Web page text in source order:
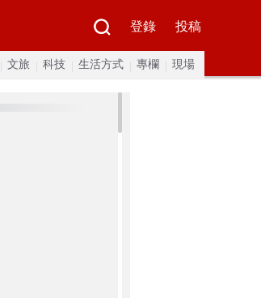
登錄 投稿
文旅 科技 生活方式 專欄 現場